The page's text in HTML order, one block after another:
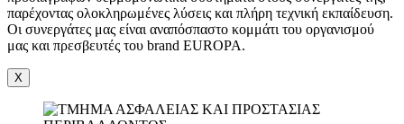
παρέχοντας ολοκληρωμένες λύσεις και πλήρη τεχνική εκπαίδευση.
Οι συνεργάτες μας είναι αναπόσπαστο κομμάτι του οργανισμού
μας και πρεσβευτές του brand EUROPA.
X